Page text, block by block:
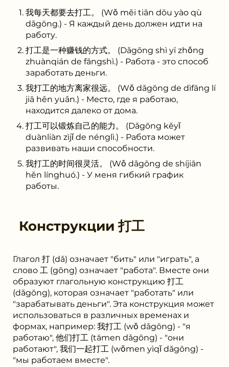
我每天都要去打工。 (Wǒ měi tiān dōu yào qù
dǎgōng.) - Я каждый день должен идти на
работу.
打工是一种赚钱的方式。 (Dǎgōng shì yī zhǒng
zhuànqián de fāngshì.) - Работа - это способ
заработать деньги.
我打工的地方离家很远。 (Wǒ dǎgōng de dìfāng lí
jiā hěn yuǎn.) - Место, где я работаю,
находится далеко от дома.
打工可以锻炼自己的能力。 (Dǎgōng kěyǐ
duànliàn zìjǐ de nénglì.) - Работа может
развивать наши способности.
我打工的时间很灵活。 (Wǒ dǎgōng de shíjiān
hěn líng​huó.) - У меня гибкий график
работы.
Конструкции打工
Глагол 打 (dǎ) означает "бить" или "играть", а
слово 工 (gōng) означает "работа". Вместе они
образуют глагольную конструкцию 打工
(dǎgōng), которая означает "работать" или
"зарабатывать деньги". Эта конструкция может
использоваться в различных временах и
формах, например: 我打工 (wǒ dǎgōng) - "я
работаю", 他们打工 (tāmen dǎgōng) - "они
работают", 我们一起打工 (wǒmen yìqǐ dǎgōng) -
"мы работаем вместе".